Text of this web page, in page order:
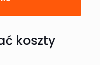
koszty